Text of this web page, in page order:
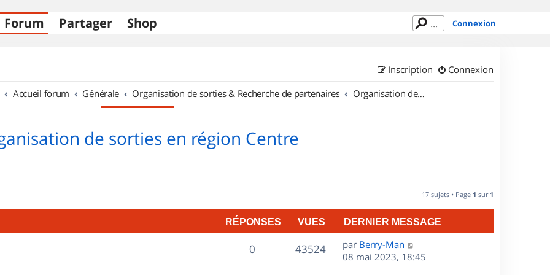
Forum Partager Shop Connexion
Connexion
Inscription
Accueil forum
Générale Organisation de sorties & Recherche de partenaires Organisation de sorties en région Centre
de sorties en région Centre
17 sujets • Page 1 sur 1
RÉPONSES VUES DERNIER MESSAGE
0R
é
43524V
u
D
e
r
par Berry-Man
08 mai 2023, 18:45